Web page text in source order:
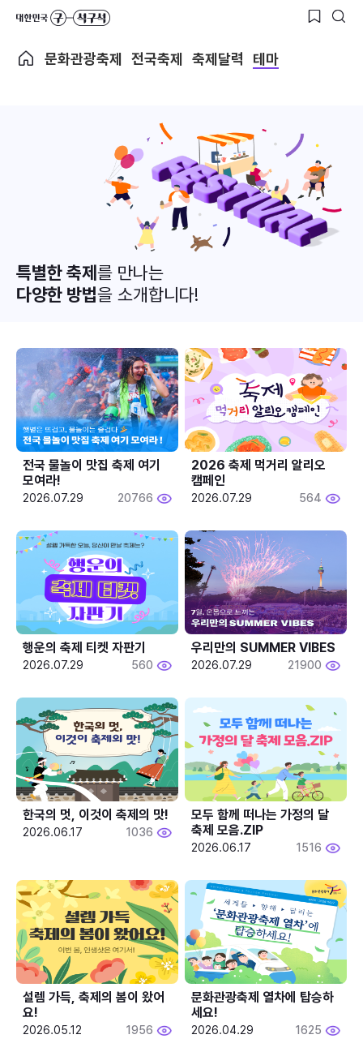
문화관광축제 전국축제 축제달력 테마
특별한 축제를 만나는
다양한 방법을 소개합니다!
전국 물놀이 맛집 축제 여기
모여라!
2026.07.29 20766
2026 축제 먹거리 알리오
캠페인
2026.07.29 564
행운의 축제 티켓 자판기
2026.07.29 560
우리만의 SUMMER VIBES
2026.07.29 21900
한국의 멋, 이것이 축제의 맛!
2026.06.17 1036
모두 함께 떠나는 가정의 달
축제 모음.ZIP
2026.06.17 1516
설렘 가득, 축제의 봄이 왔어
요!
2026.05.12 1956
문화관광축제 열차에 탑승하
세요!
2026.04.29 1625